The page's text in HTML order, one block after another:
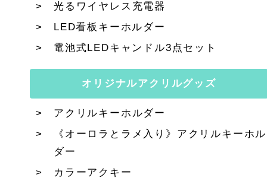
光るワイヤレス充電器
LED看板キーホルダー
電池式LEDキャンドル3点セット
オリジナルアクリルグッズ
アクリルキーホルダー
《オーロラとラメ入り》アクリルキーホル
ダー
カラーアクキー